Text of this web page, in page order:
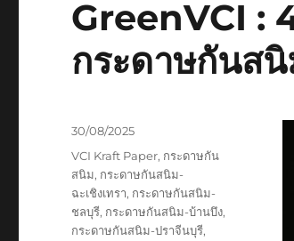
GreenVCI :
กระดาษกันส
Posted
30/08/2025
Tags
VCI Kraft Paper, กระดาษกัน
สนิม, กระดาษกันสนิม-
ฉะเชิงเทรา, กระดาษกันสนิม-
ชลบุรี, กระดาษกันสนิม-บ้านบึง,
กระดาษกันสนิม-ปราจีนบุรี,